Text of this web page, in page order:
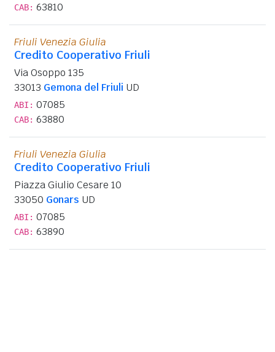
CAB: 63810
Friuli Venezia Giulia
Credito Cooperativo Friuli
Via Osoppo 135
33013 Gemona del Friuli UD
ABI: 07085
CAB: 63880
Friuli Venezia Giulia
Credito Cooperativo Friuli
Piazza Giulio Cesare 10
33050 Gonars UD
ABI: 07085
CAB: 63890